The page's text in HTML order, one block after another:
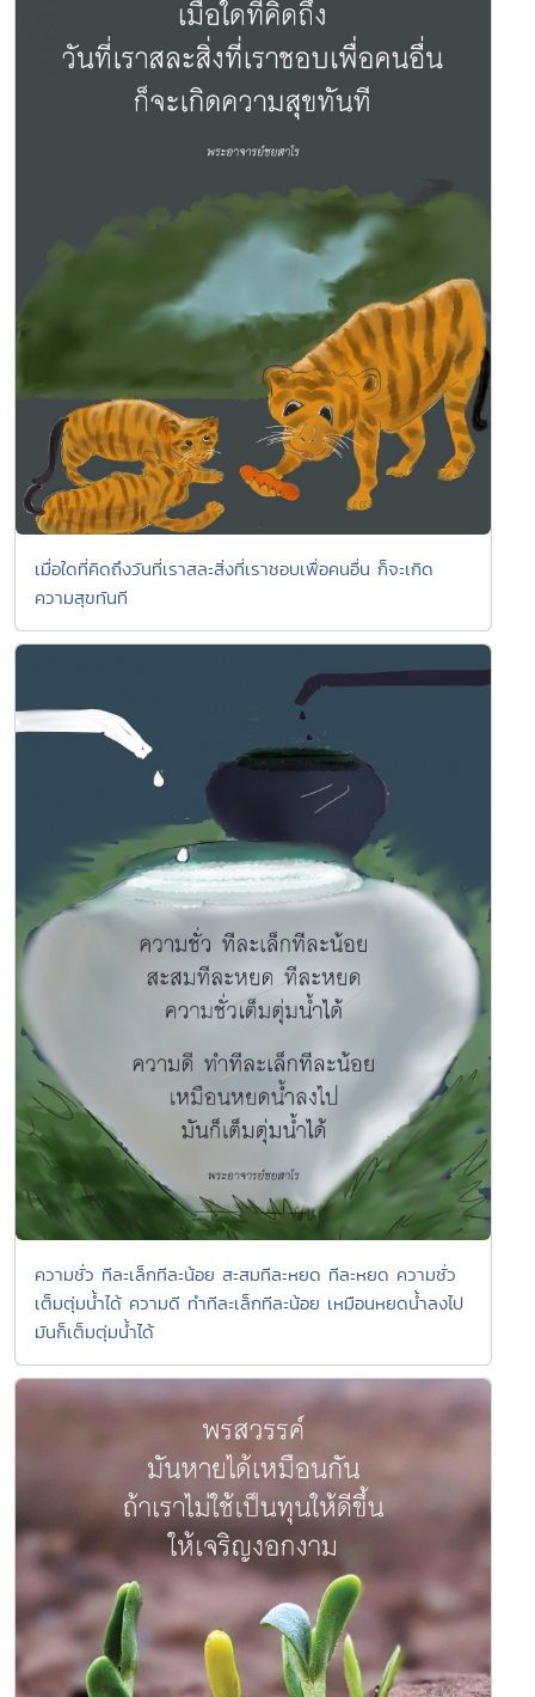
เมื่อใดที่คิดถึงวันที่เราสละสิ่งที่เราชอบเพื่อคนอื่น ก็จะเกิด
ความสุขทันที
ความชั่ว ทีละเล็กทีละน้อย สะสมทีละหยด ทีละหยด ความชั่ว
เต็มตุ่มน้ำได้ ความดี ทำทีละเล็กทีละน้อย เหมือนหยดน้ำลงไป
มันก็เต็มตุ่มน้ำได้